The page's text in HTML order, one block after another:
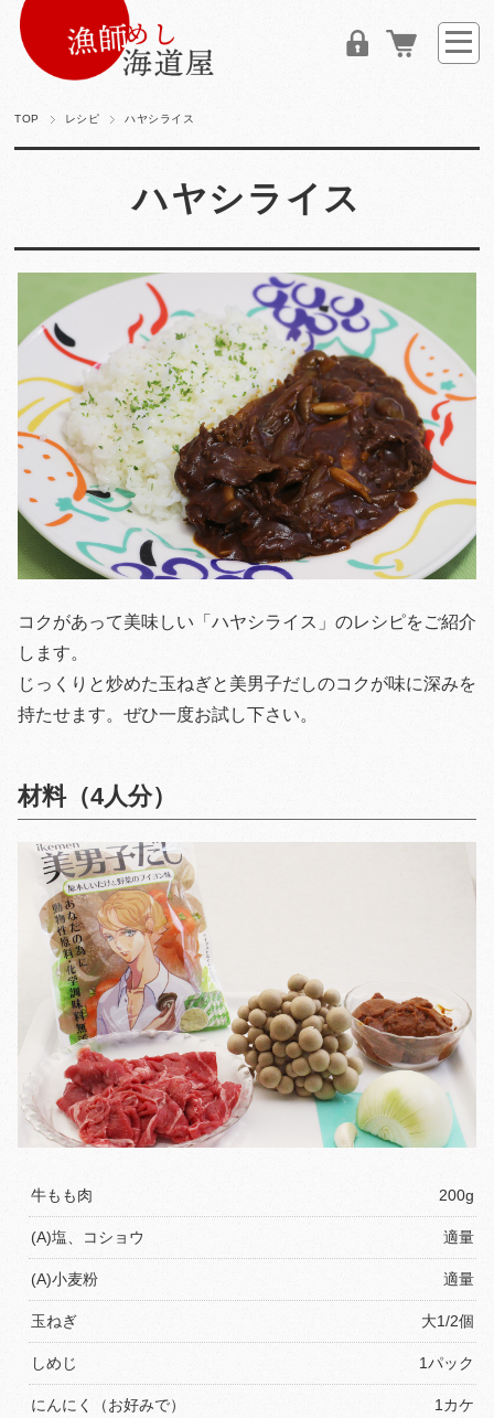
TOP レシピ ハヤシライス
ハヤシライス
コクがあって美味しい「ハヤシライス」のレシピをご紹介
します。
じっくりと炒めた玉ねぎと美男子だしのコクが味に深みを
持たせます。ぜひ一度お試し下さい。
材料（4人分）
牛もも肉 200g
(A)塩、コショウ 適量
(A)小麦粉 適量
玉ねぎ 大1/2個
しめじ 1パック
にんにく（お好みで） 1カケ